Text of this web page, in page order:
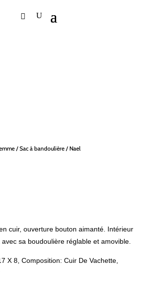
/Sac à bandoulière / Nael
cuir, ouverture bouton aimanté. Intérieur
sa boudoulière réglable et amovible.
X 8, Composition: Cuir De Vachette,